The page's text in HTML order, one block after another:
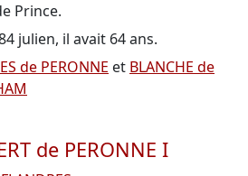
Prince.
julien, il avait 64 ans.
de PERONNE et BLANCHE de
de PERONNE I